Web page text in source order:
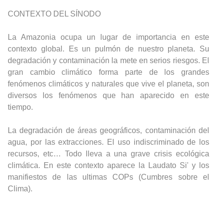
CONTEXTO DEL SÍNODO
La Amazonia ocupa un lugar de importancia en este
contexto global. Es un pulmón de nuestro planeta. Su
degradación y contaminación la mete en serios riesgos. El
gran cambio climático forma parte de los grandes
fenómenos climáticos y naturales que vive el planeta, son
diversos los fenómenos que han aparecido en este
tiempo.
La degradación de áreas geográficos, contaminación del
agua, por las extracciones. El uso indiscriminado de los
recursos, etc… Todo lleva a una grave crisis ecológica
climática. En este contexto aparece la Laudato Si' y los
manifiestos de las ultimas COPs (Cumbres sobre el
Clima).